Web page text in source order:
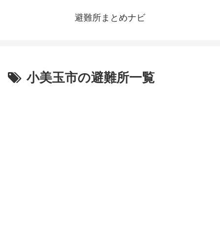
避難所まとめナビ
小美玉市の避難所一覧